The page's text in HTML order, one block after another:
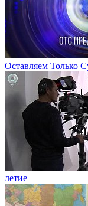
Оставляем Только
летие